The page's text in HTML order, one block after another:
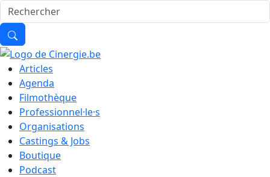
Articles
Agenda
Filmothèque
Professionnel·le·s
Organisations
Castings & Jobs
Boutique
Podcast